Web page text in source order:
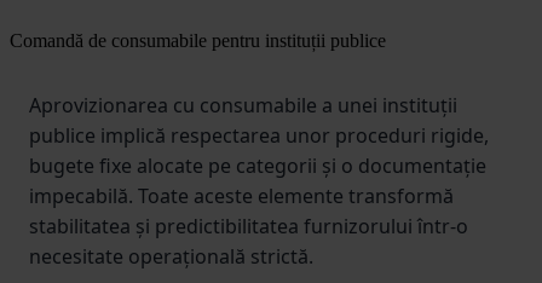
Comandă de consumabile pentru instituții publice
Aprovizionarea cu consumabile a unei instituții
publice implică respectarea unor proceduri rigide,
bugete fixe alocate pe categorii și o documentație
impecabilă. Toate aceste elemente transformă
stabilitatea și predictibilitatea furnizorului într-o
necesitate operațională strictă.